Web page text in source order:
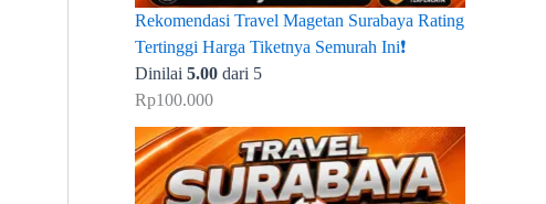
Rekomendasi Travel Magetan Surabaya Rating
Tertinggi Harga Tiketnya Semurah Ini❗
Dinilai 5.00 dari 5
Rp100.000